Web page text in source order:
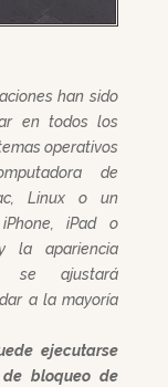
han sido
en todos los
operativos
de
Linux o un
iPad o
la apariencia
se ajustará
a la mayoría
ejecutarse
bloqueo de